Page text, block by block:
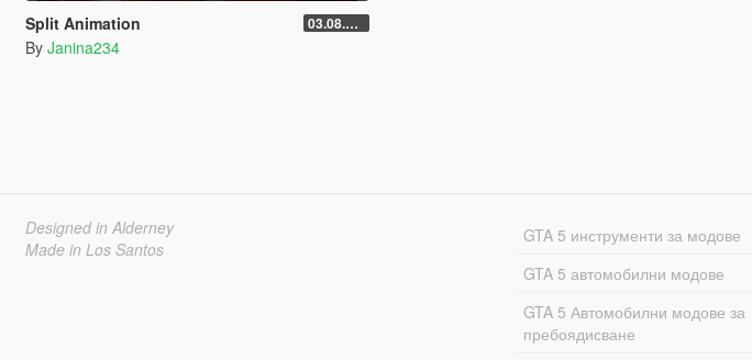
Split Animation 03.08.2026
By Janina234
Designed in Alderney
Made in Los Santos
GTA 5 инструменти за модове
GTA 5 автомобилни модове
GTA 5 Автомобилни модове за
пребоядисване